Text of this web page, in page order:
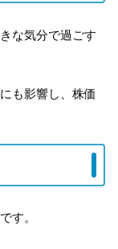
な気分で過ごす
も影響し、株価
す。